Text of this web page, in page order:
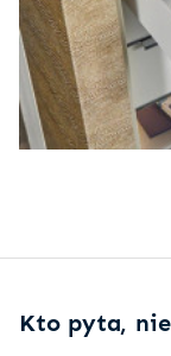
Kto pyta, nie